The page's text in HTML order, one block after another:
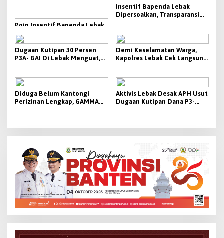
Poin Insentif Bapenda Lebak
Dipertanyakan, Beban
Penagihan Berat Justru
Disebut Tak Berbanding
dengan Besaran yang
Insentif Bapenda Lebak
Dipersoalkan, Transparansi
Dugaan Kutipan 30 Persen
P3A- GAI Di Lebak Menguat,
Demi Keselamatan Warga,
Kapolres Lebak Cek Langsung
Diduga Belum Kantongi
Perizinan Lengkap, GAMMA
Aktivis Lebak Desak APH Usut
Dugaan Kutipan Dana P3-